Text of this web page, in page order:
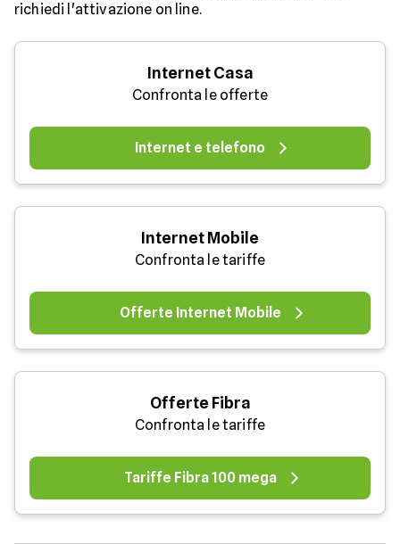
richiedi l'attivazione on line.
Internet Casa
Confronta le offerte
Internet e telefono
Internet Mobile
Confronta le tariffe
Offerte Internet Mobile
Offerte Fibra
Confronta le tariffe
Tariffe Fibra 100 mega